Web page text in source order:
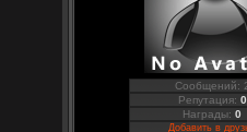
Сообщений:
Репутация: 0
Награды:0
Добавить в